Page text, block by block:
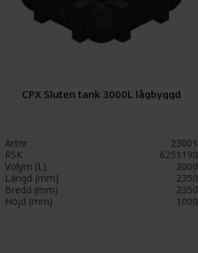
CPX Sluten tank 3000L lågbyggd
Artnr
23001
RSK
6251190
Volym (L)
3000
Längd (mm)
2350
Bredd (mm)
2350
Höjd (mm)
1000